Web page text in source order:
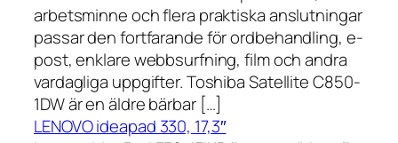
arbetsminne och flera praktiska anslutningar
passar den fortfarande för ordbehandling, e-
post, enklare webbsurfning, film och andra
vardagliga uppgifter. Toshiba Satellite C850-
1DW är en äldre bärbar […]
LENOVO ideapad 330, 17,3″